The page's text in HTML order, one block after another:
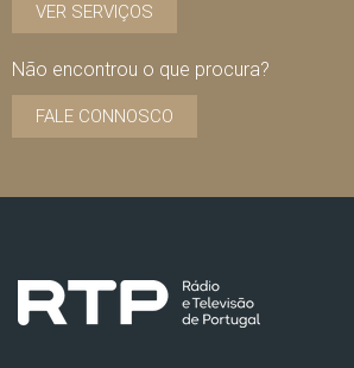
VER SERVIÇOS
Não encontrou o que procura?
FALE CONNOSCO